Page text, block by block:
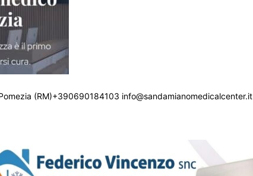
(RM)+390690184103 info@sandamianomedicalcenter.it